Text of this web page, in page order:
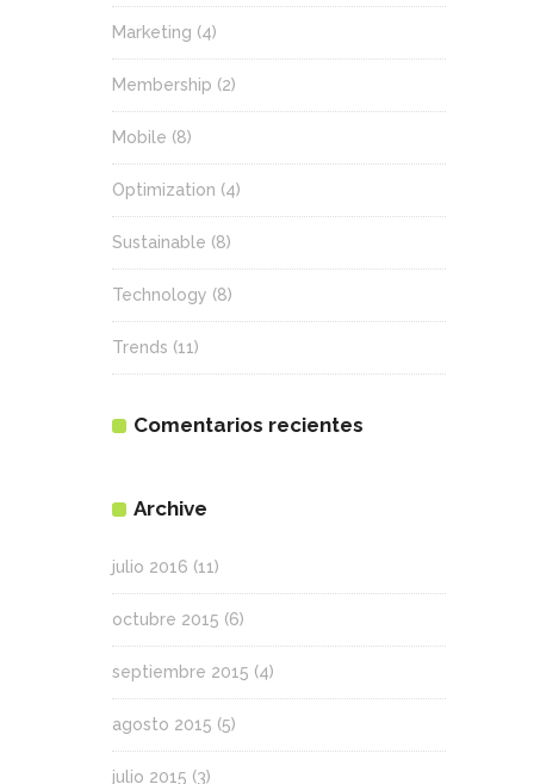
Marketing (4)
Membership (2)
Mobile (8)
Optimization (4)
Sustainable (8)
Technology (8)
Trends (11)
Comentarios recientes
Archive
julio 2016 (11)
octubre 2015 (6)
septiembre 2015 (4)
agosto 2015 (5)
julio 2015 (3)